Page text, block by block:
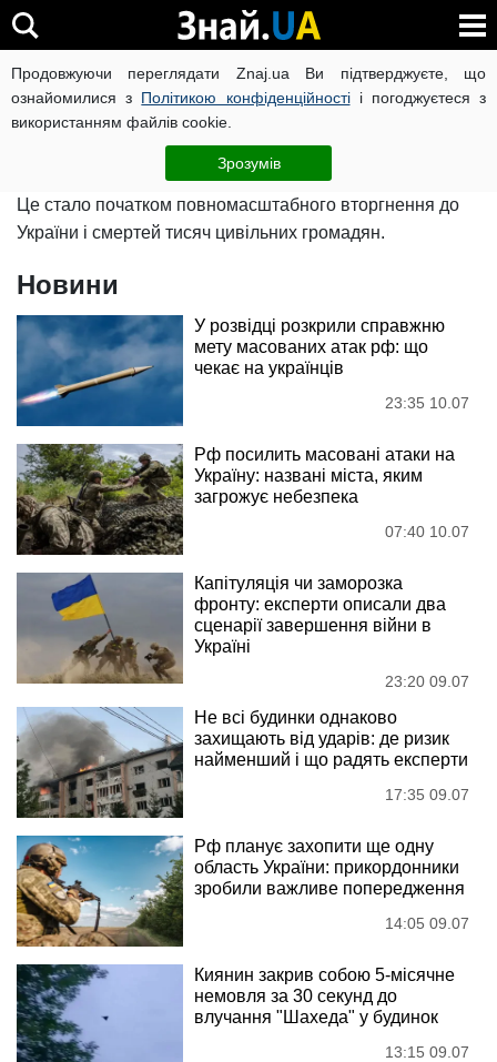
Продовжуючи переглядати Znaj.ua Ви підтверджуєте, що
ознайомилися з Політикою конфіденційностіі погоджуєтеся з
використанням файлів cookie.
Зрозумів
Війна росії проти України
24 лютого російський диктатор оголосив про початок
"спеціальної військової операції" проти України.
Це стало початком повномасштабного вторгнення до
України і смертей тисяч цивільних громадян.
Новини
У розвідці розкрили справжню
мету масованих атак рф: що
чекає на українців
23:35 10.07
Рф посилить масовані атаки на
Україну: названі міста, яким
загрожує небезпека
07:40 10.07
Капітуляція чи заморозка
фронту: експерти описали два
сценарії завершення війни в
Україні
23:20 09.07
Не всі будинки однаково
захищають від ударів: де ризик
найменший і що радять експерти
17:35 09.07
Рф планує захопити ще одну
область України: прикордонники
зробили важливе попередження
14:05 09.07
Киянин закрив собою 5-місячне
немовля за 30 секунд до
влучання "Шахеда" у будинок
13:15 09.07